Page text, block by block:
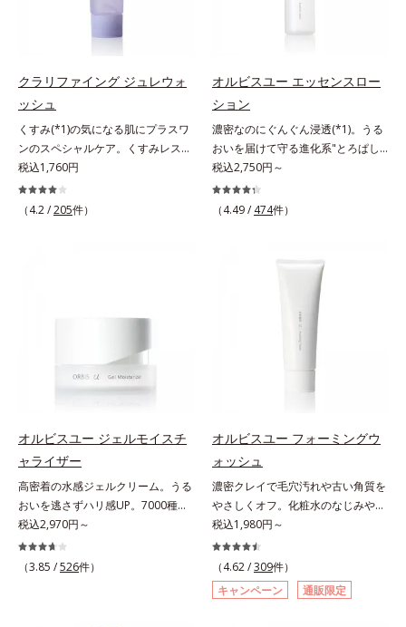
と*4 角層まで*5 うるおいによ
る*6 乾燥、ハリ・ツヤのなさ
*7 乾燥による*8 保湿成分*9
ロニセラカエルレア果汁、ノバラエ
キス配合＝うるおいを与えハリと透
明感に満ちた肌へ導く保湿成分
*10 メマツヨイグサ抽出液、スイ
カズラエキス配合＝角層のすみずみ
まで水分・油分を保ち、ハリ・ツヤ
を与える保湿成分*11 気持ちのこ
と
湿力*3 年齢に応じたお手入れのこ
と*4 剥がれずに肌に蓄積した古い
る物理的効果*7 うるおいによる
*8 乾燥、ハリ・ツヤのなさ*9
保湿成分*10 ロニセラカエルレア
果汁、ノバラエキス配合＝うるおい
を与えハリと透明感に満ちた肌へ導
く保湿成分*11 メマツヨイグサ抽
出液、スイカズラエキス配合＝角層
のすみずみまで水分・油分を保ち、
で大人の肌印象に大きな影響を与え
ていることが分かりました。そこで
オルビスユー ドットシリーズは美
容成分(*7)として「G.D.F.アクティ
ベーター(*8)」を配合。そして、従
来から配合している美白有効成分
「トラネキサム酸」を配合しまし
た。さらに、シリーズ共通の美容成
分(*7)「GLルートブースター(*9)」
を配合することで、肌のふっくら感
や透明感を叶えます。美白ケアしな
の生成を抑え、シミ・ソバカスを防
内スキンケアシリーズの保湿力*3
年齢に応じたお手入れのこと*4 う
るおいによる*5 乾燥、ハリ・ツヤ
ロニセラカエルレア果汁、ノバラエ
キス配合＝うるおいを与えハリと透
明感に満ちた肌へ導く保湿成分*9
メマツヨイグサ抽出液、スイカズラ
エキス配合＝角層のすみずみまで水
分・油分を保ち、ハリ・ツヤを与え
る保湿成分*10 気持ちのこと各商品
の詳しい情報は商品ページをご覧く
燥による小ジワを目立たなく(*1)
し、つるんとしたハリ肌に仕上げま
と光を拡散させ、メイク×スキンケ
アのW効果で軽やかな美肌を印象づ
けます。紫外線吸収剤フリーなのに
高SPF値、さらにスキンプロテクト
複合成分(*3)が、ブルーライト、紫
外線、大気中の微粒子汚れなどの外
的ダメージから肌表面をガードしま
す。【カバー効果】保湿性凹凸カバ
すい肌にうるおいを届けながら、光
拡散効果で乾燥小ジワや毛穴もカバ
ーします。【ラスティング効果】皮
脂選択テカリ防止成分(*5)テカリの
主成分を選択的に吸収し、うるおい
層の範囲内*3 スキンプロテクト※
防ぐ複合成分 ※ ビルベリー葉エ
キス、タベブイアインペチギノサ樹
皮エキス*4 グリセリルグルコシド
（保湿成分）、（ジメチコン／ビニ
ルジメチコン）クロスポリマー、ジ
メチコン（カバー成分）*5 アクリ
レーツコポリマー
クラリファイング ジュレウォ
ッシュ
くすみ(*1)の気になる肌にプラスワ
ンのスペシャルケア。くすみレスの
輝くような素肌へ。肌表面の余分な
角層を落として、くすみ(*1)レスな
輝くような素肌へ整える(*2)スペシ
しく取り去ります。さらに注目した
ンディショニング処方と、贅沢に配
合された保湿成分。一瞬取り去るだ
けのケアに留まらず、洗うたびにく
整え、パールエキス(*3)とヒアルロ
ン酸(*4)がうるおって透き通るよう
な透明感を叶えます。顔色がどんよ
りしている、ファンデのノリがイマ
イチ、肌のざらつきやくすみが気に
なる、化粧水が肌になじまな
い……。こんなお悩みが気になると
きに。週に1～4回、いつもの洗顔料
税込1,760円
（4.2 /205件）
オルビスユー エッセンスロー
ション
濃密なのにぐんぐん浸透(*1)。うる
おいを届けて守る進化系"とろぱし
ゃ"ローション。7000種を超える成
分から厳選し、「うるおいの質
(*1)」に着目した初期エイジングケ
ーチする初期エイジングケアシリー
ズです。「うるおいの質」に着目
し、肌荒れを予防しながらうるおい
に満ちた美しい肌へと導きます。ポ
ーラ・オルビスグループ独自の肌荒
濃度で配合。角層のバリア機能にア
にゆらがない肌を叶えます。そし
成分「MCアクティベーター
(*5)」。肌のうるおいを引き出し・
高めて、ハリ感あふれる肌へと導き
ます。うるおいに満ちたゆらがない
肌をご体感いただくために設計され
た3ステップで、いつも力強く美し
くあり続けるあなたを応援します。
税込2,750円～
（4.49 / 474件）
オルビスユー ジェルモイスチ
ャライザー
高密着の水感ジェルクリーム。うる
おいを逃さずハリ感UP。7000種を
超える成分から厳選し、「うるおい
の質(*1)」に着目した初期エイジン
グケア(*2)シリーズオルビスユーは
税込2,970円～
（3.85 /526件）
オルビスユー フォーミングウ
ォッシュ
濃密クレイで毛穴汚れや古い角質を
やさしくオフ。化粧水のなじみやす
い肌に。7000種を超える成分から
厳選し、「うるおいの質(*1)」に着
目した初期エイジングケア(*2)シリ
ーズオルビスユーは肌本来のうるお
いやバリア機能にアプローチする初
税込1,980円～
（4.62 /309件）
キャンペーン
通販限定